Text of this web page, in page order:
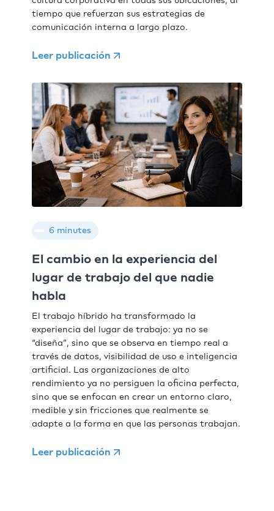
tiempo que refuerzan sus estrategias de
comunicación interna a largo plazo.
Leer publicación
6 minutes
El cambio en la experiencia del
lugar de trabajo del que nadie
habla
El trabajo híbrido ha transformado la
experiencia del lugar de trabajo: ya no se
“diseña”, sino que se observa en tiempo real a
través de datos, visibilidad de uso e inteligencia
artificial. Las organizaciones de alto
rendimiento ya no persiguen la oficina perfecta,
sino que se enfocan en crear un entorno claro,
medible y sin fricciones que realmente se
adapte a la forma en que las personas trabajan.
Leer publicación